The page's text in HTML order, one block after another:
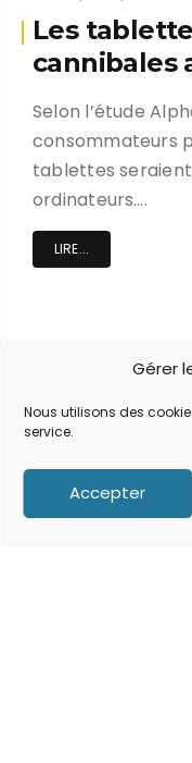
Gérer
Nous utilisons des
service.
Accepter
Les
cannibales
Selon l’étude
consommateurs
tablettes
ordinateurs….
LIRE...
… 22 23